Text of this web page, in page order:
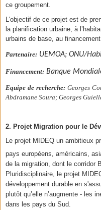
ce groupement.
L'objectif de ce projet est de
la planification urbaine, à
urbains de base, au
Partenaire: UEMOA; ONU/
Financement: Banque
Equipe de recherche: Georges
Abdramane Soura; Georges
2. Projet Migration pour le
Le projet MIDEQ un ambitieux
pays européens, américains,
de la migration, dont le corridor
Pluridisciplinaire, le projet
développement durable en
plutôt qu’elle n’augmente - les
dans les pays du Sud.